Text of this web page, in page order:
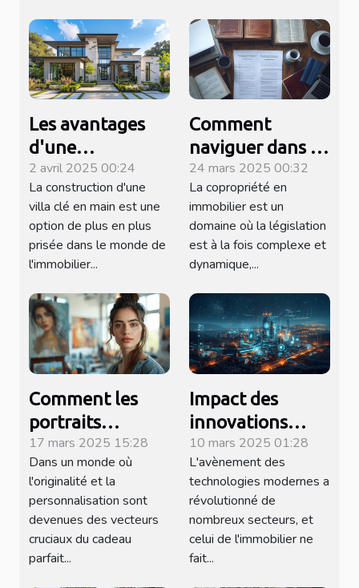
Les avantages
d'une
construction de
villa clé en main
2 avril 2025 00:24
La construction d'une
villa clé en main est une
option de plus en plus
prisée dans le monde de
l'immobilier...
Comment
naviguer dans la
réglementation
de la copropriété
en immobilier
24 mars 2025 00:32
La copropriété en
immobilier est un
domaine où la législation
est à la fois complexe et
dynamique,...
Comment les
portraits
personnalisés
réinventent les
cadeaux uniques
17 mars 2025 15:28
Dans un monde où
l'originalité et la
personnalisation sont
devenues des vecteurs
cruciaux du cadeau
parfait...
Impact des
innovations
technologiques
sur l'efficacité
des agences
immobilières
10 mars 2025 01:28
L'avènement des
technologies modernes a
révolutionné de
nombreux secteurs, et
celui de l'immobilier ne
fait...